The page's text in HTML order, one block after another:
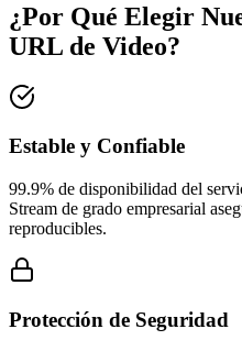
¿Por Qué Elegir
URL de Video?
Estable y Confiable
99.9% de disponibilidad del
Stream de grado empresarial
reproducibles.
Protección de Seguridad